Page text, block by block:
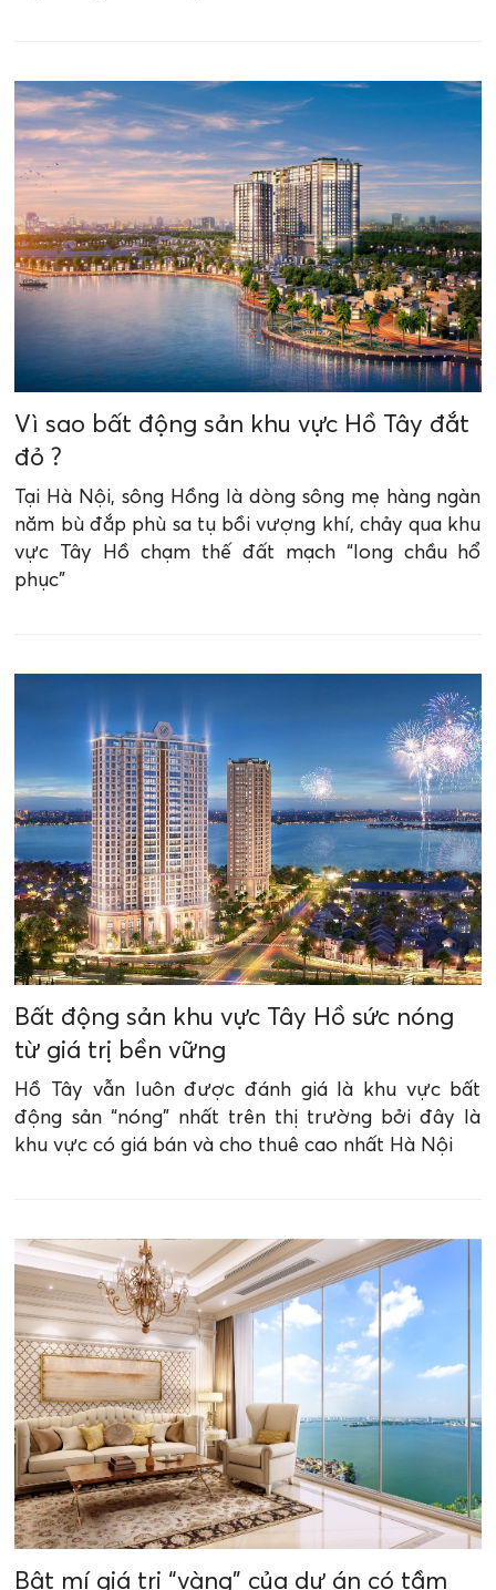
Vì sao bất động sản khu vực Hồ Tây đắt
đỏ ?
Tại Hà Nội, sông Hồng là dòng sông mẹ hàng ngàn
năm bù đắp phù sa tụ bồi vượng khí, chảy qua khu
vực Tây Hồ chạm thế đất mạch “long chầu hổ
phục”
Bất động sản khu vực Tây Hồ sức nóng
từ giá trị bền vững
Hồ Tây vẫn luôn được đánh giá là khu vực bất
động sản “nóng” nhất trên thị trường bởi đây là
khu vực có giá bán và cho thuê cao nhất Hà Nội
Bật mí giá trị “vàng” của dự án có tầm